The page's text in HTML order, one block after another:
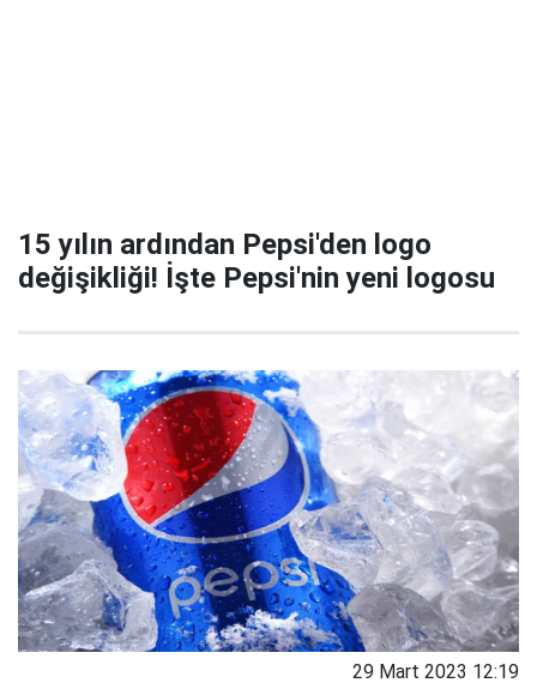
15 yılın ardından Pepsi'den logo
değişikliği! İşte Pepsi'nin yeni logosu
29 Mart 2023 12:19